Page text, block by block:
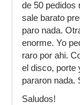
de 50 pedidos
sale barato
paro nada.
enorme. Yo
raro por ahi.
el disco, porte
pararon nada.
Saludos!